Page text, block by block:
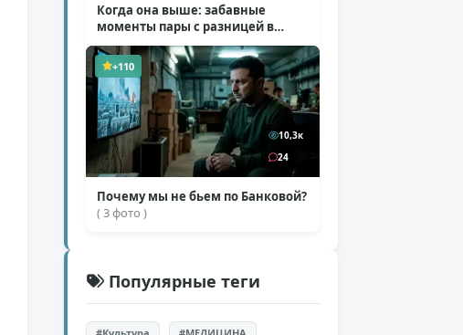
Когда она выше: забавные
моменты пары с разницей в
росте( 1 фото + 1 видео )
+110
10,3к
24
Почему мы не бьем по Банковой?
( 3 фото )
Популярные теги